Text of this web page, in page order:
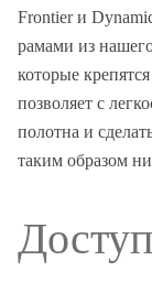
Frontier и
рамами из
которые
позволяет с
полотна и
таким образом